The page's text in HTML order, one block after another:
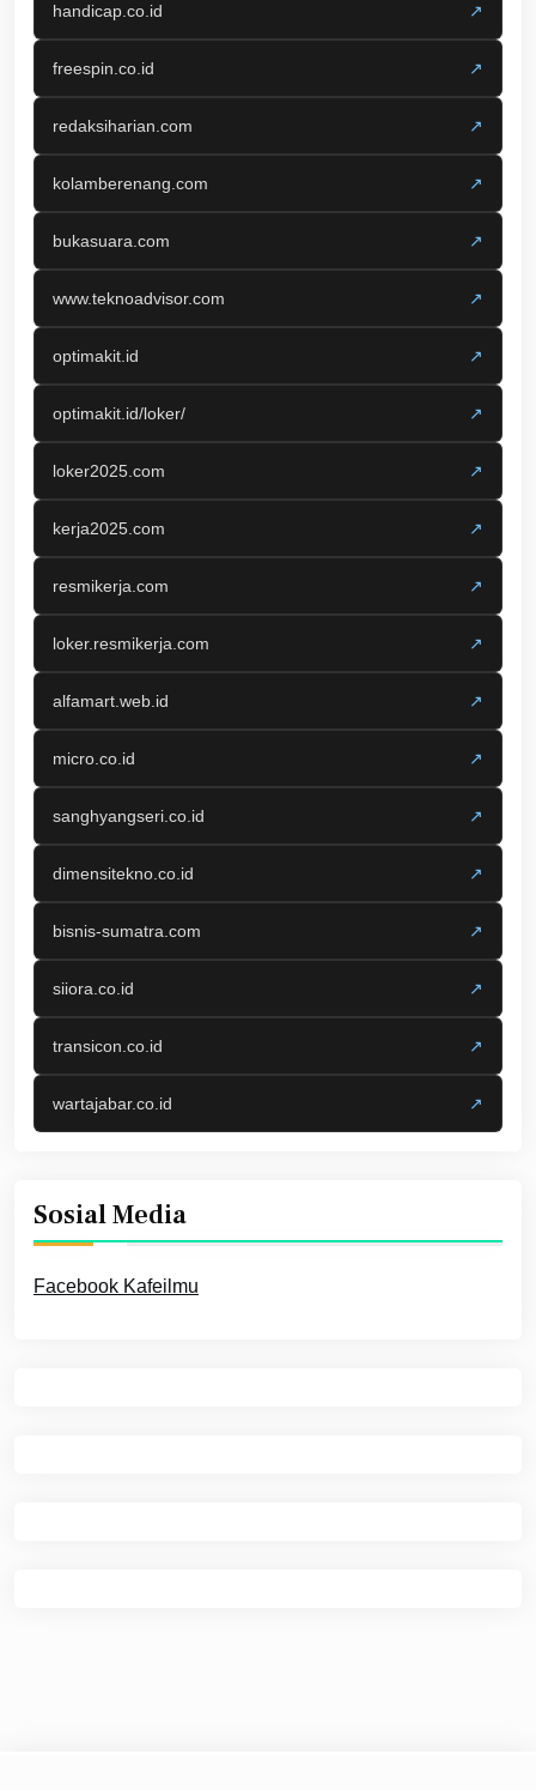
handicap.co.id ↗
freespin.co.id ↗
redaksiharian.com ↗
kolamberenang.com ↗
bukasuara.com ↗
www.teknoadvisor.com ↗
optimakit.id ↗
optimakit.id/loker/ ↗
loker2025.com ↗
kerja2025.com ↗
resmikerja.com ↗
loker.resmikerja.com ↗
alfamart.web.id ↗
micro.co.id ↗
sanghyangseri.co.id ↗
dimensitekno.co.id ↗
bisnis-sumatra.com ↗
siiora.co.id ↗
transicon.co.id ↗
wartajabar.co.id ↗
Sosial Media
Facebook Kafeilmu